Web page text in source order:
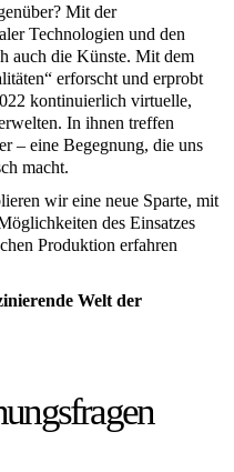
Mit der
Technologien und den
auch die Künste. Mit dem
erforscht und erprobt
kontinuierlich virtuelle,
In ihnen treffen
– eine Begegnung, die uns
macht.
wir eine neue Sparte, mit
des Einsatzes
Produktion erfahren
Welt der